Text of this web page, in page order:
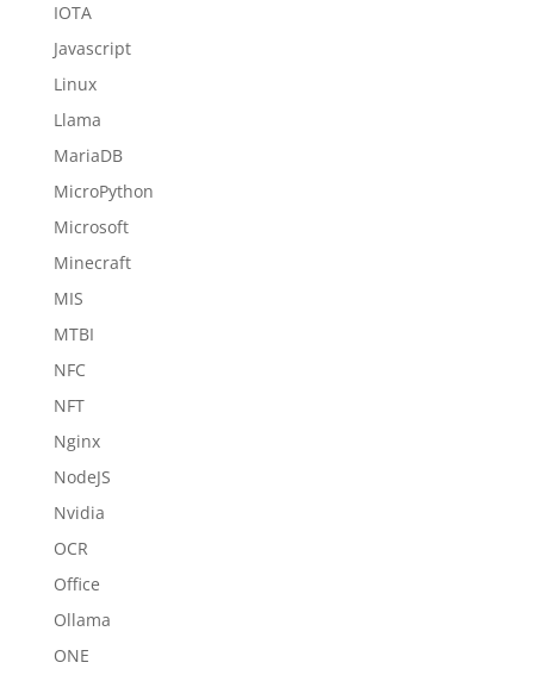
IOTA
Javascript
Linux
Llama
MariaDB
MicroPython
Microsoft
Minecraft
MIS
MTBI
NFC
NFT
Nginx
NodeJS
Nvidia
OCR
Office
Ollama
ONE